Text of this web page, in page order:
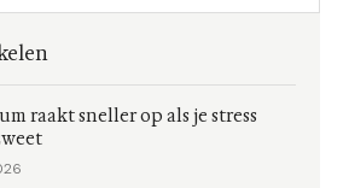
raakt sneller op als je stress